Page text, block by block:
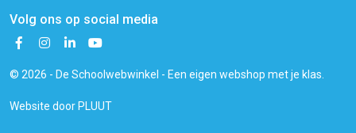
Volg ons op social media
© 2026 - De Schoolwebwinkel - Een eigen webshop met je klas.
Website door PLUUT